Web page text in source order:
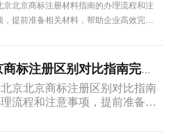
京北京商标注册材料指南的办理流程和注
，提前准备相关材料，帮助企业高效完成
北京商标注册区别对比指南完整指南，创...
京北京商标注册区别对比指南
流程和注意事项，提前准备相